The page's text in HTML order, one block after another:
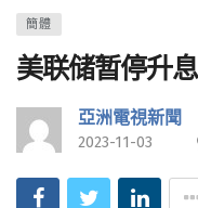
簡體
美联储暂停升
亞洲電視新聞
2023-11-03